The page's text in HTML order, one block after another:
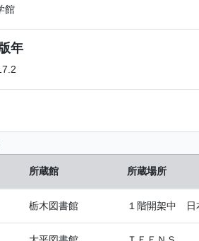
館
年
所蔵館 所蔵場所
栃木図書館 １階開架中 日